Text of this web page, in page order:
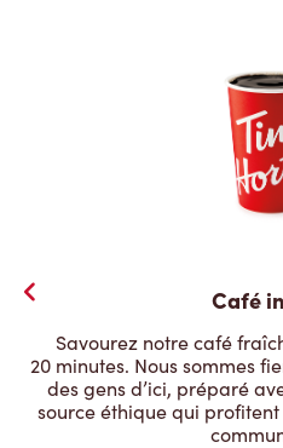
Café
Savourez notre café
20 minutes. Nous sommes
des gens d’ici, préparé
source éthique qui